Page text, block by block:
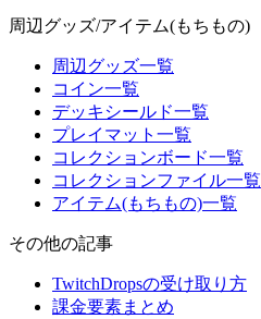
周辺グッズ/アイテム(もちもの)
周辺グッズ一覧
コイン一覧
デッキシールド一覧
プレイマット一覧
コレクションボード一覧
コレクションファイル一覧
アイテム(もちもの)一覧
その他の記事
TwitchDropsの受け取り方
課金要素まとめ